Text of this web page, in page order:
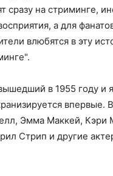
на стриминге,
а для
влюбятся в эту
в 1955 году и
впервые.
Эмма Маккей, Кэри
Стрип и другие